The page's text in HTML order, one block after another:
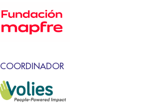
COORDINADOR